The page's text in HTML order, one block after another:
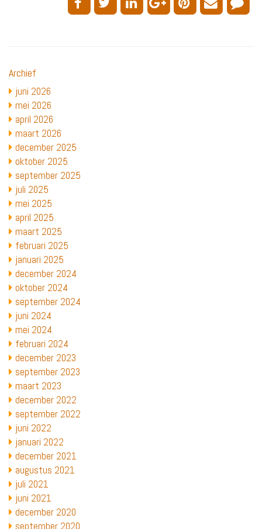
Archief
juni 2026
mei 2026
april 2026
maart 2026
december 2025
oktober 2025
september 2025
juli 2025
mei 2025
april 2025
maart 2025
februari 2025
januari 2025
december 2024
oktober 2024
september 2024
juni 2024
mei 2024
februari 2024
december 2023
september 2023
maart 2023
december 2022
september 2022
juni 2022
januari 2022
december 2021
augustus 2021
juli 2021
juni 2021
december 2020
september 2020